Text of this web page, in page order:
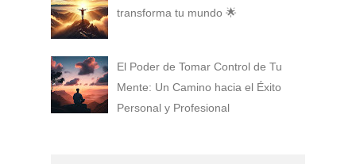
transforma tu mundo 🌟
El Poder de Tomar Control de Tu
Mente: Un Camino hacia el Éxito
Personal y Profesional